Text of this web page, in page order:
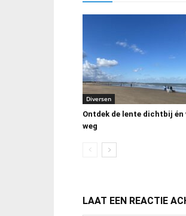
Diversen
Ontdek de lente dichtbij én
weg
LAAT EEN REACTIE